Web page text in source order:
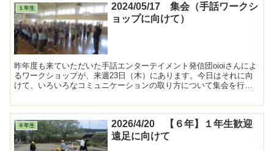
１年生
2024/05/17 集会（手話ワークシ
ョップに向けて）
昨年度も来ていただいた手話エンターテイメント発信団oioiさんによ
るワークショップが、来週23日（木）にあります。今日はそれに向
けて、いろいろなコミュニケーションの取り方について集会を行い
６年生
2026/4/20 【６年】１年生歓迎
遠足に向けて